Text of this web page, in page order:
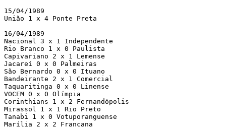
15/04/1989
União 1 x 4 Ponte Preta
16/04/1989
Nacional 3 x 1 Independente
Rio Branco 1 x 0 Paulista
Capivariano 2 x 1 Lemense
Jacareí 0 x 0 Palmeiras
São Bernardo 0 x 0 Ituano
Bandeirante 2 x 1 Comercial
Taquaritinga 0 x 0 Linense
VOCEM 0 x 0 Olímpia
Corinthians 1 x 2 Fernandópolis
Mirassol 1 x 1 Rio Preto
Tanabi 1 x 0 Votuporanguense
Marília 2 x 2 Francana